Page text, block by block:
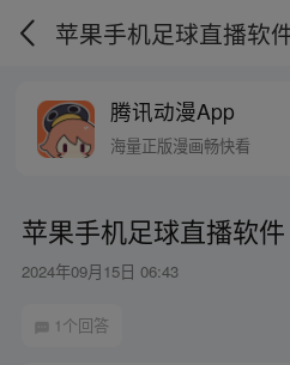
苹果手机足球直播软
腾讯动漫App
海量正版漫画畅快看
苹果手机足球直播软件
2024年09月15日 06:43
1个回答